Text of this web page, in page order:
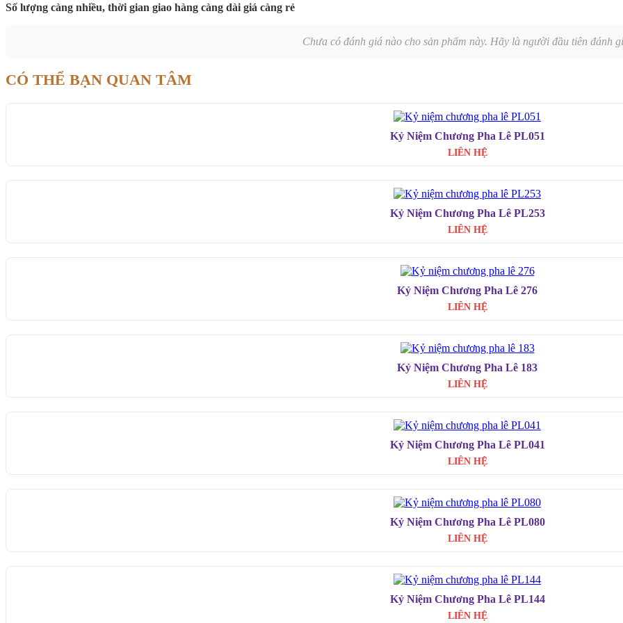
Số lượng càng nhiều, thời gian giao hàng càng dài giá càng rẻ
Chưa có đánh giá nào cho sản phẩm này. Hãy là người đầu tiên đánh
CÓ THỂ BẠN QUAN TÂM
Kỷ Niệm Chương Pha Lê PL051
LIÊN HỆ
Kỷ Niệm Chương Pha Lê PL253
LIÊN HỆ
Kỷ Niệm Chương Pha Lê 276
LIÊN HỆ
Kỷ Niệm Chương Pha Lê 183
LIÊN HỆ
Kỷ Niệm Chương Pha Lê PL041
LIÊN HỆ
Kỷ Niệm Chương Pha Lê PL080
LIÊN HỆ
Kỷ Niệm Chương Pha Lê PL144
LIÊN HỆ